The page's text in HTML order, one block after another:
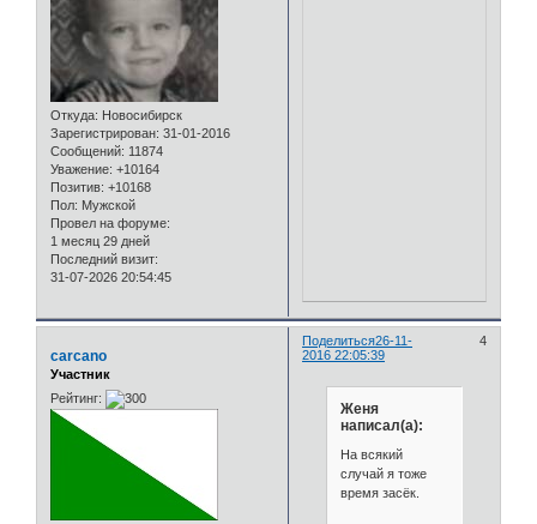
Откуда: Новосибирск
Зарегистрирован: 31-01-2016
Сообщений: 11874
Уважение: +10164
Позитив: +10168
Пол: Мужской
Провел на форуме:
1 месяц 29 дней
Последний визит:
31-07-2026 20:54:45
Поделиться 4
26-11-
2016 22:05:39
carcano
Участник
Рейтинг:
Женя
написал(а):
На всякий
случай я тоже
время засёк.